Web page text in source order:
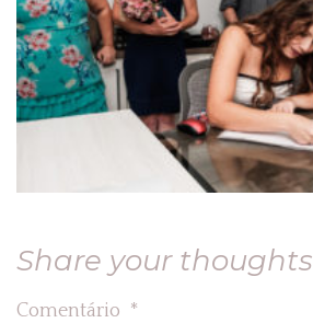
Share your thoughts
Comentário *